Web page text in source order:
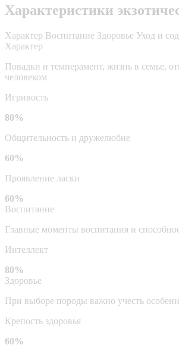
Характеристики
Характер Воспитание Здоровье Уход и
Характер
Повадки и темперамент, жизнь в семье,
человеком
Игривость
80%
Общительность и дружелюбие
60%
Проявление ласки
60%
Воспитание
Главные моменты воспитания и
Интеллект
80%
Здоровье
При выборе породы важно учесть
Крепость здоровья
60%